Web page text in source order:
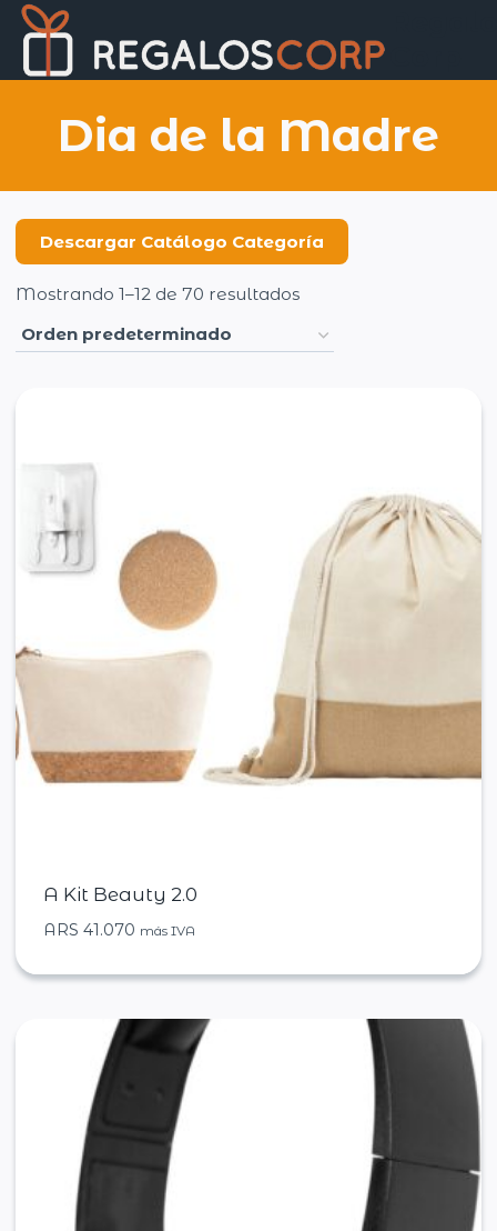
Saltar
contenido
Dia de la Madre
Descargar Catálogo Categoría
Mostrando 1–12 de 70 resultados
A Kit Beauty 2.0
ARS 41.070 más IVA